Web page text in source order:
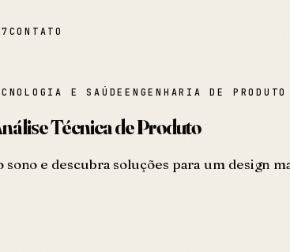
CONTATO
E SAÚDEENGENHARIA DE PRODUTO
Técnica de Produto
e descubra soluções para um design